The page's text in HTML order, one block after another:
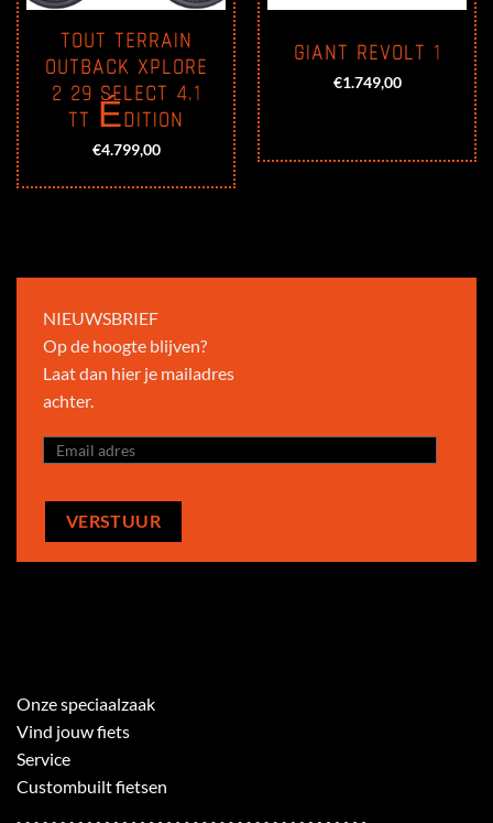
TOUT TERRAIN
OUTBACK XPLORE
2 29 SELECT 4.1
TT ÉDITION
€4.799,00
GIANT REVOLT 1
€1.749,00
NIEUWSBRIEF
Op de hoogte blijven?
Laat dan hier je mailadres
achter.
Onze speciaalzaak
Vind jouw fiets
Service
Custombuilt fietsen